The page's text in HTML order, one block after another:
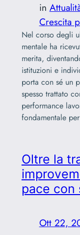
in
Crescita
Nel corso degli
mentale ha
merita,
istituzioni e
porta con sé un
spesso trattato
performance
fondamentale
Oltre la
pace con
Ott 22,